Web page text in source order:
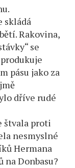
skládá
Rakovina,
se
pásu jako za
dříve rudé
štvala proti
nesmyslné
Hermana
na Donbasu?